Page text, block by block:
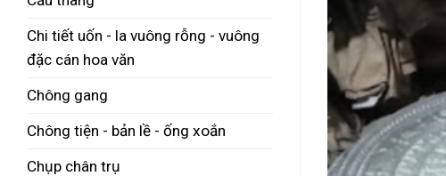
Chi tiết uốn - la vuông rỗng - vuông
đặc cán hoa văn
Chông gang
Chông tiện - bản lề - ống xoắn
Chụp chân trụ